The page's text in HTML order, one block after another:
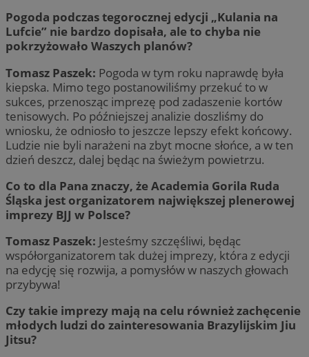
Pogoda podczas tegorocznej edycji „Kulania na
Lufcie” nie bardzo dopisała, ale to chyba nie
pokrzyżowało Waszych planów?
Tomasz Paszek: Pogoda w tym roku naprawdę była
kiepska. Mimo tego postanowiliśmy przekuć to w
sukces, przenosząc imprezę pod zadaszenie kortów
tenisowych. Po późniejszej analizie doszliśmy do
wniosku, że odniosło to jeszcze lepszy efekt końcowy.
Ludzie nie byli narażeni na zbyt mocne słońce, a w ten
dzień deszcz, dalej będąc na świeżym powietrzu.
Co to dla Pana znaczy, że Academia Gorila Ruda
Śląska jest organizatorem największej plenerowej
imprezy BJJ w Polsce?
Tomasz Paszek: Jesteśmy szczęśliwi, będąc
współorganizatorem tak dużej imprezy, która z edycji
na edycję się rozwija, a pomysłów w naszych głowach
przybywa!
Czy takie imprezy mają na celu również zachęcenie
młodych ludzi do zainteresowania Brazylijskim Jiu
Jitsu?